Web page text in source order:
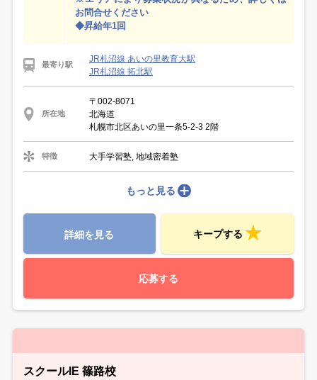
お問合せください
◆昇給年1回
最寄り駅
JR札沼線 あいの里教育大駅
JR札沼線 拓北駅
所在地
〒002-8071
北海道
札幌市北区あいの里一条5-2-3 2階
特徴 大手学習塾, 地域密着塾
もっと見る
詳細を見る キープする
応募する
スクールIE 篠路校